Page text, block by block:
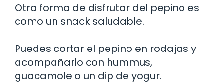
Otra forma de disfrutar del pepino es
como un snack saludable.
Puedes cortar el pepino en rodajas y
acompañarlo con hummus,
guacamole o un dip de yogur.